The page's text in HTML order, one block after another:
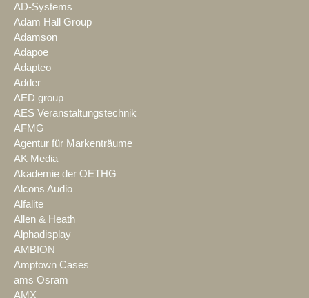
AD-Systems
Adam Hall Group
Adamson
Adapoe
Adapteo
Adder
AED group
AES Veranstaltungstechnik
AFMG
Agentur für Markenträume
AK Media
Akademie der OETHG
Alcons Audio
Alfalite
Allen & Heath
Alphadisplay
AMBION
Amptown Cases
ams Osram
AMX